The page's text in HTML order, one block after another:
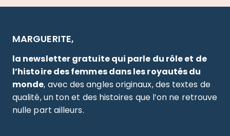
MARGUERITE,
la newsletter gratuite qui parle du rôle et de
l’histoire des femmes dans les royautés du
monde, avec des angles originaux, des textes de
qualité, un ton et des histoires que l’on ne retrouve
nulle part ailleurs.